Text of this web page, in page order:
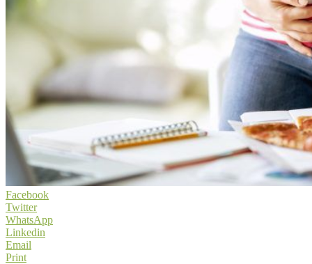
Facebook
Twitter
WhatsApp
Linkedin
Email
Print